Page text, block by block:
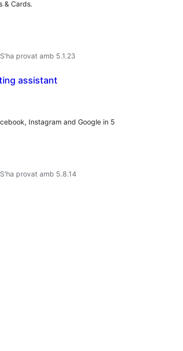
& Cards.
S'ha provat amb 5.1.23
assistant
Instagram and Google in 5
S'ha provat amb 5.8.14